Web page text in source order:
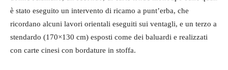
è stato eseguito un intervento di ricamo a punt’erba, che
ricordano alcuni lavori orientali eseguiti sui ventagli, e un terzo a
stendardo (170×130 cm) esposti come dei baluardi e realizzati
con carte cinesi con bordature in stoffa.